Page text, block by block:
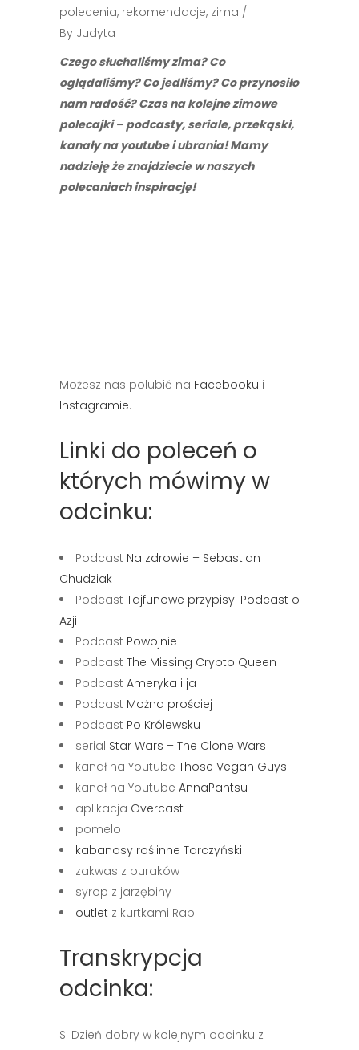
polecenia, rekomendacje, zima
By Judyta
Czego słuchaliśmy zima? Co
oglądaliśmy? Co jedliśmy? Co przynosiło
nam radość? Czas na kolejne zimowe
polecajki – podcasty, seriale, przekąski,
kanały na youtube i ubrania! Mamy
nadzieję że znajdziecie w naszych
polecaniach inspirację!
Możesz nas polubić na Facebooku i
Instagramie.
Linki do poleceń o
których mówimy w
odcinku:
Podcast Na zdrowie – Sebastian
Chudziak
Podcast Tajfunowe przypisy. Podcast o
Azji
Podcast Powojnie
Podcast The Missing Crypto Queen
Podcast Ameryka i ja
Podcast Można prościej
Podcast Po Królewsku
serial Star Wars – The Clone Wars
kanał na Youtube Those Vegan Guys
kanał na Youtube AnnaPantsu
aplikacja Overcast
pomelo
kabanosy roślinne Tarczyński
zakwas z buraków
syrop z jarzębiny
outlet z kurtkami Rab
Transkrypcja
odcinka:
S: Dzień dobry w kolejnym odcinku z